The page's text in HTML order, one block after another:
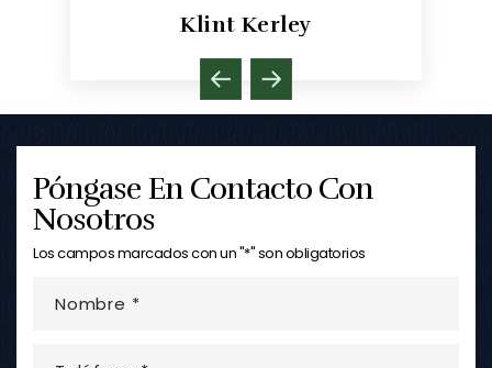
Klint Kerley
Póngase En Contacto Con
Nosotros
Los campos marcados con un "*" son obligatorios